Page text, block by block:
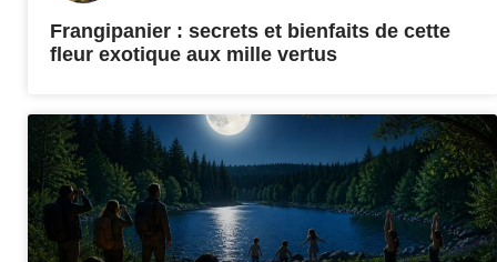
Frangipanier : secrets et bienfaits de cette
fleur exotique aux mille vertus